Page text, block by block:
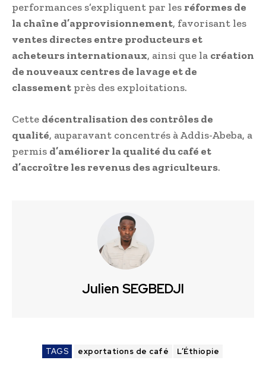
performances s’expliquent par les réformes de
la chaîne d’approvisionnement, favorisant les
ventes directes entre producteurs et
acheteurs internationaux, ainsi que la création
de nouveaux centres de lavage et de
classement près des exploitations.
Cette décentralisation des contrôles de
qualité, auparavant concentrés à Addis-Abeba, a
permis d’améliorer la qualité du café et
d’accroître les revenus des agriculteurs.
Julien SEGBEDJI
TAGS exportations de café L’Éthiopie